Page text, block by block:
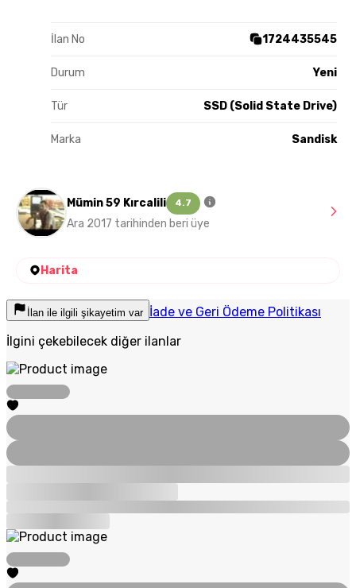
İlan No 1724435545
Durum Yeni
Tür SSD (Solid State Drive)
Marka Sandisk
Mümin 59 Kırcalili 4.7
Ara 2017 tarihinden beri üye
Harita
İlan ile ilgili şikayetim var İade ve Geri Ödeme Politikası
İlgini çekebilecek diğer ilanlar